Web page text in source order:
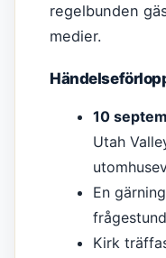
regelbunden
medier.
10
Utah
En
Kirk